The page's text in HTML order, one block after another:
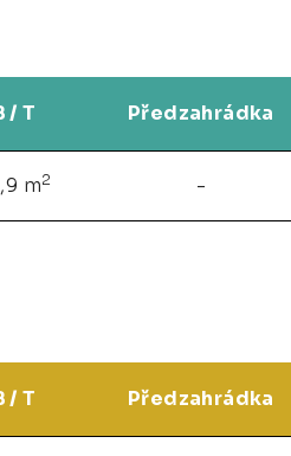
/ T Předzahrádka
m2 -
/ T Předzahrádka